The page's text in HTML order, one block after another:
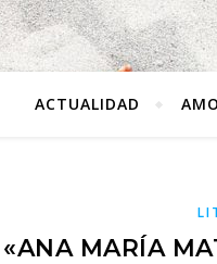
ACTUALIDAD
MARÍA